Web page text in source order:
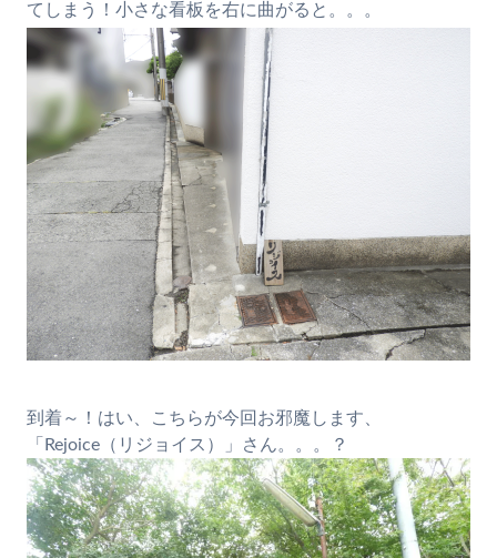
てしまう！小さな看板を右に曲がると。。。
到着～！はい、こちらが今回お邪魔します、
「Rejoice（リジョイス）」さん。。。？